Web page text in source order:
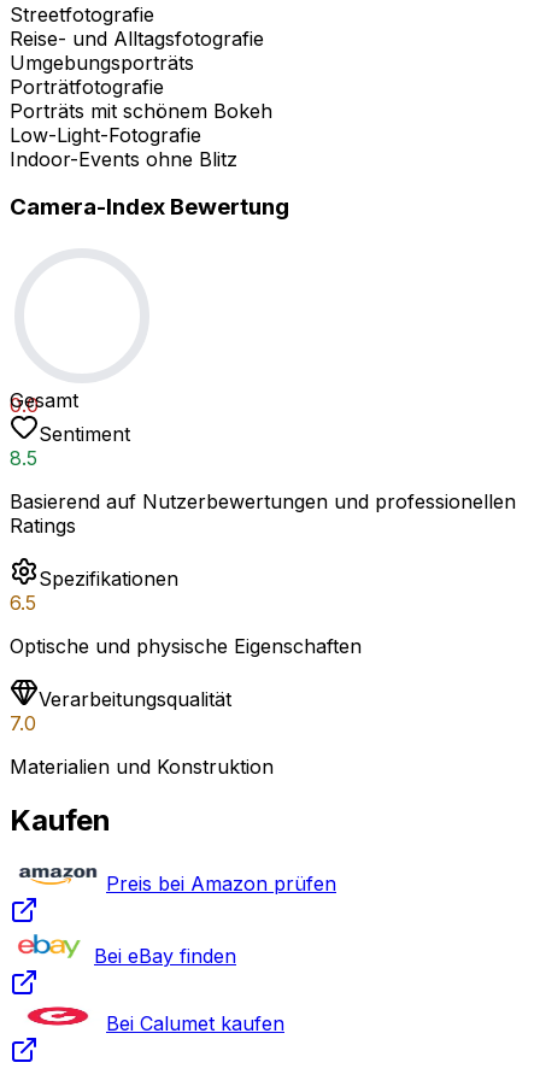
Streetfotografie
Reise- und Alltagsfotografie
Umgebungsporträts
Porträtfotografie
Porträts mit schönem Bokeh
Low-Light-Fotografie
Indoor-Events ohne Blitz
Camera-Index Bewertung
0.0
Gesamt
Sentiment
8.5
Basierend auf Nutzerbewertungen und professionellen
Ratings
Spezifikationen
6.5
Optische und physische Eigenschaften
Verarbeitungsqualität
7.0
Materialien und Konstruktion
Kaufen
Preis bei Amazon prüfen
Bei eBay finden
Bei Calumet kaufen